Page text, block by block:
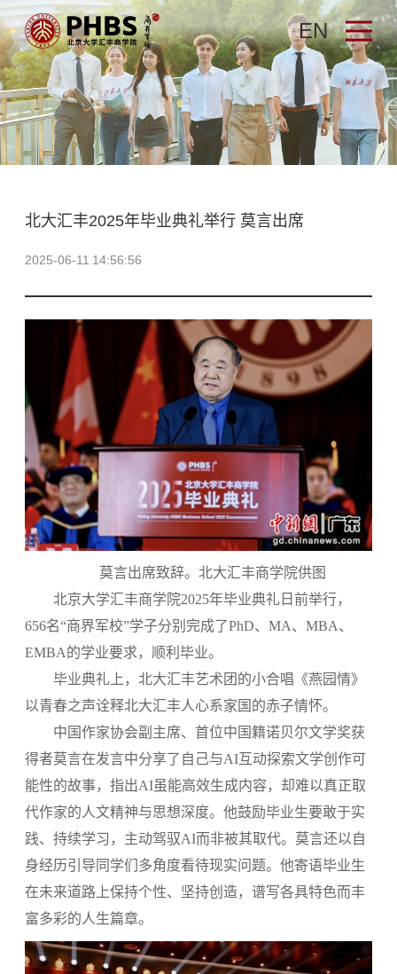
EN
北大汇丰2025年毕业典礼举行 莫言出席
2025-06-11 14:56:56
莫言出席致辞。北大汇丰商学院供图
北京大学汇丰商学院2025年毕业典礼日前举行，
656名“商界军校”学子分别完成了PhD、MA、MBA、
EMBA的学业要求，顺利毕业。
毕业典礼上，北大汇丰艺术团的小合唱《燕园情》
以青春之声诠释北大汇丰人心系家国的赤子情怀。
中国作家协会副主席、首位中国籍诺贝尔文学奖获
得者莫言在发言中分享了自己与AI互动探索文学创作可
能性的故事，指出AI虽能高效生成内容，却难以真正取
代作家的人文精神与思想深度。他鼓励毕业生要敢于实
践、持续学习，主动驾驭AI而非被其取代。莫言还以自
身经历引导同学们多角度看待现实问题。他寄语毕业生
在未来道路上保持个性、坚持创造，谱写各具特色而丰
富多彩的人生篇章。